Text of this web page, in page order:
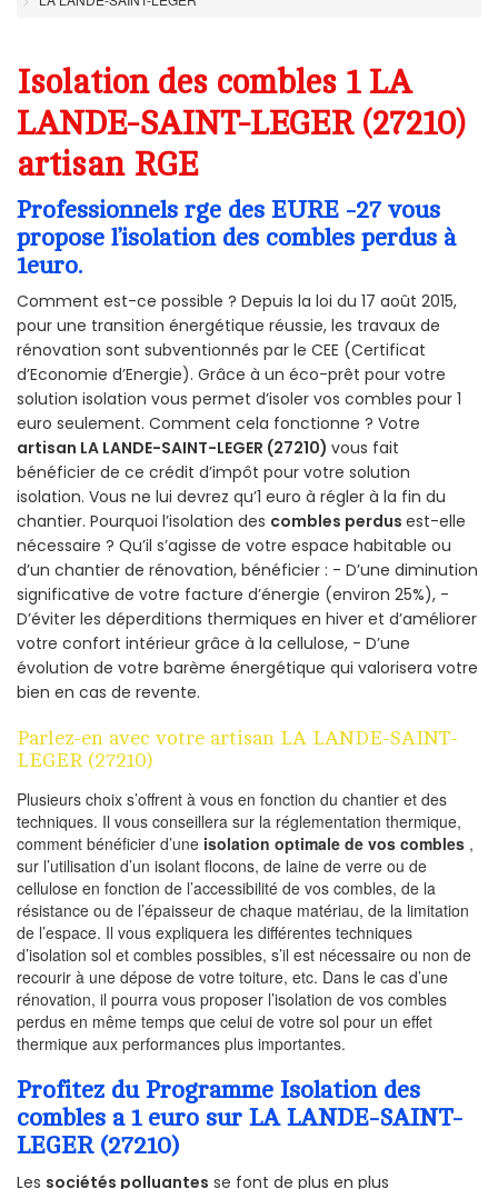
Isolation des combles 1 LA
LANDE-SAINT-LEGER (27210)
artisan RGE
Professionnels rge des EURE -27 vous
propose l’isolation des combles perdus à
1euro.
Comment est-ce possible ? Depuis la loi du 17 août 2015,
pour une transition énergétique réussie, les travaux de
rénovation sont subventionnés par le CEE (Certificat
d’Economie d’Energie). Grâce à un éco-prêt pour votre
solution isolation vous permet d’isoler vos combles pour 1
euro seulement. Comment cela fonctionne ? Votre
artisan LA LANDE-SAINT-LEGER (27210) vous fait
bénéficier de ce crédit d’impôt pour votre solution
isolation. Vous ne lui devrez qu’1 euro à régler à la fin du
chantier. Pourquoi l’isolation des combles perdus est-elle
nécessaire ? Qu’il s’agisse de votre espace habitable ou
d’un chantier de rénovation, bénéficier : - D’une diminution
significative de votre facture d’énergie (environ 25%), -
D’éviter les déperditions thermiques en hiver et d’améliorer
votre confort intérieur grâce à la cellulose, - D’une
évolution de votre barème énergétique qui valorisera votre
bien en cas de revente.
Parlez-en avec votre artisan LA LANDE-SAINT-
LEGER (27210)
Plusieurs choix s’offrent à vous en fonction du chantier et des
techniques. Il vous conseillera sur la réglementation thermique,
comment bénéficier d’une isolation optimale de vos combles ,
sur l’utilisation d’un isolant flocons, de laine de verre ou de
cellulose en fonction de l’accessibilité de vos combles, de la
résistance ou de l’épaisseur de chaque matériau, de la limitation
de l’espace. Il vous expliquera les différentes techniques
d’isolation sol et combles possibles, s’il est nécessaire ou non de
recourir à une dépose de votre toiture, etc. Dans le cas d’une
rénovation, il pourra vous proposer l’isolation de vos combles
perdus en même temps que celui de votre sol pour un effet
thermique aux performances plus importantes.
Profitez du Programme Isolation des
combles a 1 euro sur LA LANDE-SAINT-
LEGER (27210)
Les sociétés polluantes se font de plus en plus